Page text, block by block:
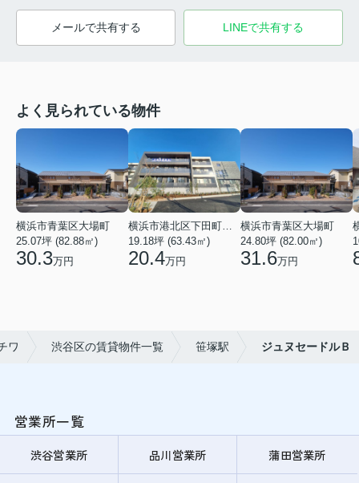
メールで共有する LINEで共有する
よく見られている物件
横浜市青葉区大場町
25.07坪 (82.88㎡)
30.3万円
19.18坪 (63.43㎡)
20.4万円
横浜市青葉区大場町
24.80坪 (82.00㎡)
31.6万円
ワ 渋谷区の賃貸物件一覧 笹塚駅 ジュヌセードルＢ
営業所一覧
渋谷営業所 品川営業所 蒲田営業所